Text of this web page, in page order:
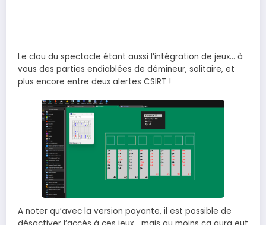
Le clou du spectacle étant aussi l’intégration de jeux… à
vous des parties endiablées de démineur, solitaire, et
plus encore entre deux alertes CSIRT !
A noter qu’avec la version payante, il est possible de